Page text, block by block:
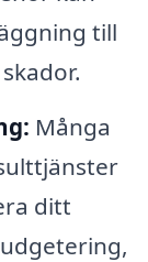
till
Många
ditt